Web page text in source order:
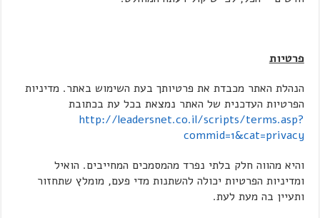
פרטיות
הנהלת האתר מכבדת את פרטיותך בעת השימוש באתר. מדיניות
הפרטיות העדכנית של האתר נמצאת בכל עת בכתובת
http://leadersnet.co.il/scripts/terms.asp?
commid=1&cat=privacy
והיא מהווה חלק בלתי נפרד מהמסמכים המחייבים. הואיל
ומדיניות הפרטיות יכולה להשתנות מדי פעם, מומלץ שתחזור
ותעיין בה מעת לעת.